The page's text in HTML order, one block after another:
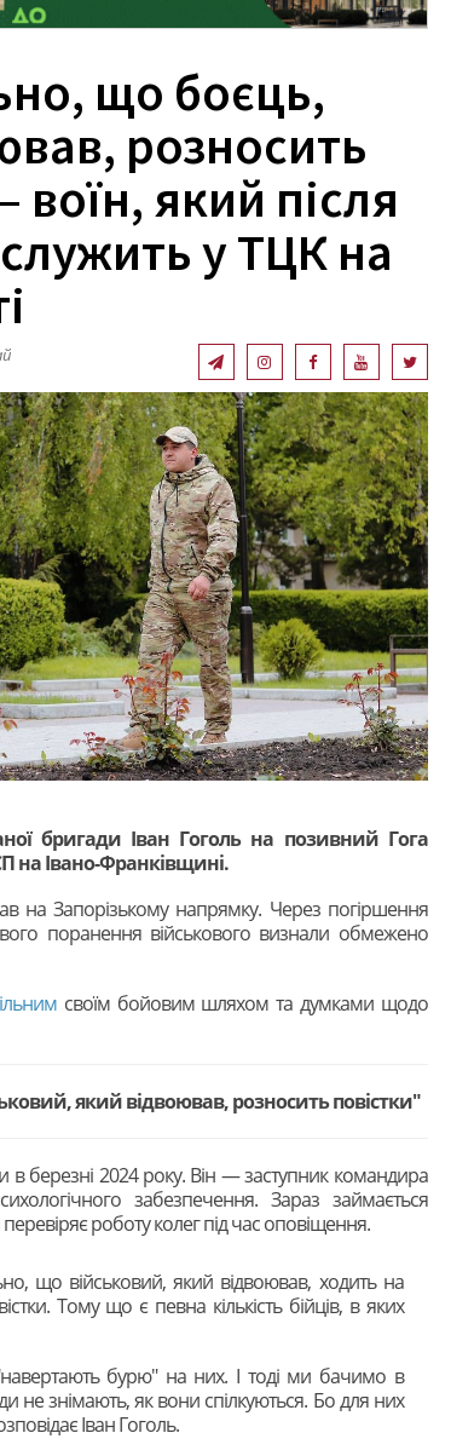
що боєць,
розносить
воїн, який після
у ТЦК на
бригади Іван Гоголь на позивний Гога
на Івано-Франківщині.
на Запорізькому напрямку. Через погіршення
поранення військового визнали обмежено
своїм бойовим шляхом та думками щодо
який відвоював, розносить повістки"
березні 2024 року. Він — заступник командира
забезпечення. Зараз займається
роботу колег під час оповіщення.
що військовий, який відвоював, ходить на
Тому що є певна кількість бійців, в яких
бурю" на них. І тоді ми бачимо в
не знімають, як вони спілкуються. Бо для них
Іван Гоголь.